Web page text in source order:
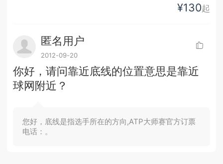
¥130起
匿名用户
2012-09-20
你好，请问靠近底线的位置意思是靠近
球网附近？
您好，底线是指选手所在的方向,ATP大师赛官方订票
电话：。